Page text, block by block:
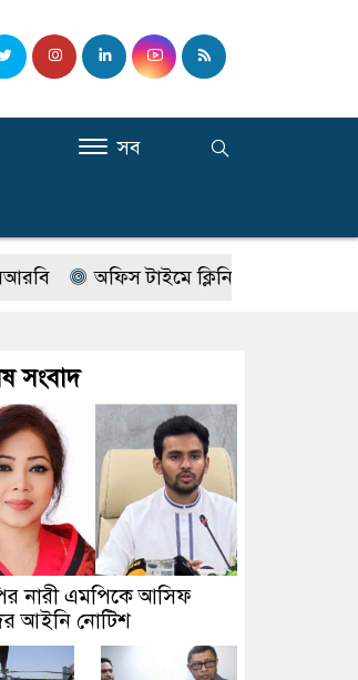
সব
অফিস টাইমে ক্লিনিকে রোগী দেখছিলেন
সংবাদ
নারী এমপিকে আসিফ
আইনি নোটিশ